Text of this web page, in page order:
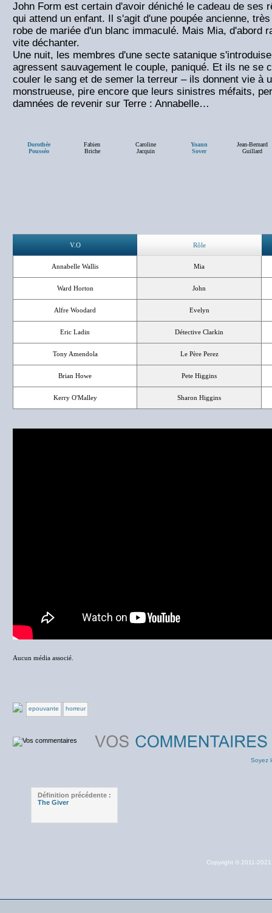
John Form est certain d'avoir déniché le cadeau de ses
qui attend un enfant. Il s'agit d'une poupée ancienne,
robe de mariée d'un blanc immaculé. Mais Mia, d'abord
vite déchanter.
Une nuit, les membres d'une secte satanique
agressent sauvagement le couple, paniqué. Et ils ne se
couler le sang et de semer la terreur – ils donnent vie à
monstrueuse, pire encore que leurs sinistres méfaits,
damnées de revenir sur Terre : Annabelle…
Dorothée
Pousséo
Fabien
Briche
Caroline
Jacquin
Yoann
Sover
Jean-Bernard
Guillard
V.O Rôle
Annabelle Wallis Mia
Ward Horton John
Alfre Woodard Evelyn
Eric Ladin Détective Clarkin
Tony Amendola Le Père Perez
Brian Howe Pete Higgins
Kerry O'Malley Sharon Higgins
Aucun média associé.
epouvante horreur
Soyez
Définition précédente :
The Giver
Copyright © 2011-